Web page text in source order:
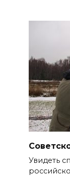
Увидеть